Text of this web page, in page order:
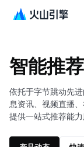
智能推荐平台
智能推
依托于字节跳动先
息资讯、视频直播
提供一站式推荐能力